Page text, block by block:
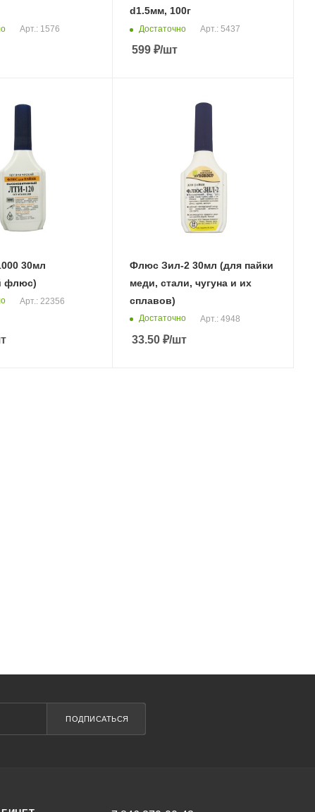
Арт.: 1576
d1.5мм, 100г
Достаточно Арт.: 5437
599 ₽/шт
30мл
флюс)
Арт.: 22356
Флюс Зил-2 30мл (для пайки
меди, стали, чугуна и их
сплавов)
Достаточно Арт.: 4948
33.50 ₽/шт
ПОДПИСАТЬСЯ